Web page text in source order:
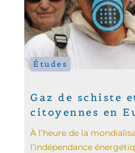
Études
Gaz de schiste
citoyennes en
À l’heure de la
l’indépendance